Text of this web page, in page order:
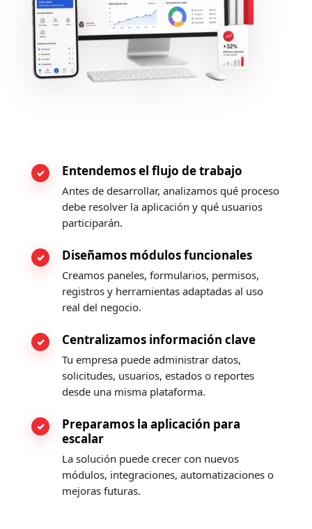
Entendemos el flujo de trabajo
Antes de desarrollar, analizamos qué proceso
debe resolver la aplicación y qué usuarios
participarán.
Diseñamos módulos funcionales
Creamos paneles, formularios, permisos,
registros y herramientas adaptadas al uso
real del negocio.
Centralizamos información clave
Tu empresa puede administrar datos,
solicitudes, usuarios, estados o reportes
desde una misma plataforma.
Preparamos la aplicación para
escalar
La solución puede crecer con nuevos
módulos, integraciones, automatizaciones o
mejoras futuras.